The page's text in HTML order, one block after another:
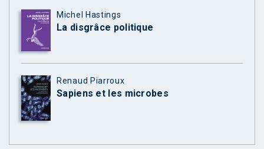
Michel Hastings
La disgrâce politique
Renaud Piarroux
Sapiens et les microbes